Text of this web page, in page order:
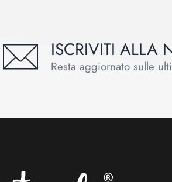
ISCRIVITI ALLA
Resta aggiornato sulle